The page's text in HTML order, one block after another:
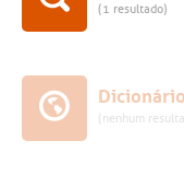
(1 resultado)
(nenhum